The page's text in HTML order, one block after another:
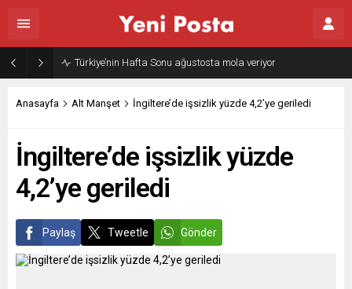
Türkiye’nin Hafta Sonu ağustosta mola veriyor
Anasayfa Alt Manşet İngiltere’de işsizlik yüzde 4,2’ye geriledi
İngiltere’de işsizlik yüzde
4,2’ye geriledi
Paylaş Tweetle Gönder